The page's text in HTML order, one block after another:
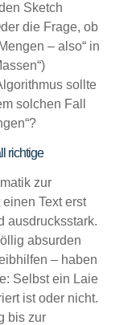
Sketch
die Frage, ob
– also“ in
sollte
solchen Fall
richtige
zur
einen Text erst
ausdrucksstark.
absurden
– haben
Selbst ein Laie
ist oder nicht.
bis zur